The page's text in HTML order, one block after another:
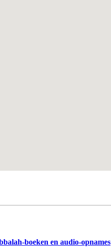
boeken en audio-opnames